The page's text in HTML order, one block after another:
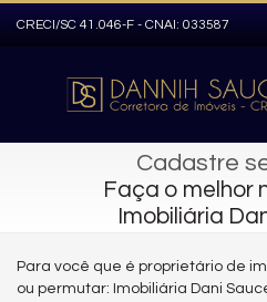
CRECI/SC 41.046-F - CNAI: 033587
Cadastre
Faça o melhor
Imobiliária
Para você que é proprietário de
ou permutar: Imobiliária Dani